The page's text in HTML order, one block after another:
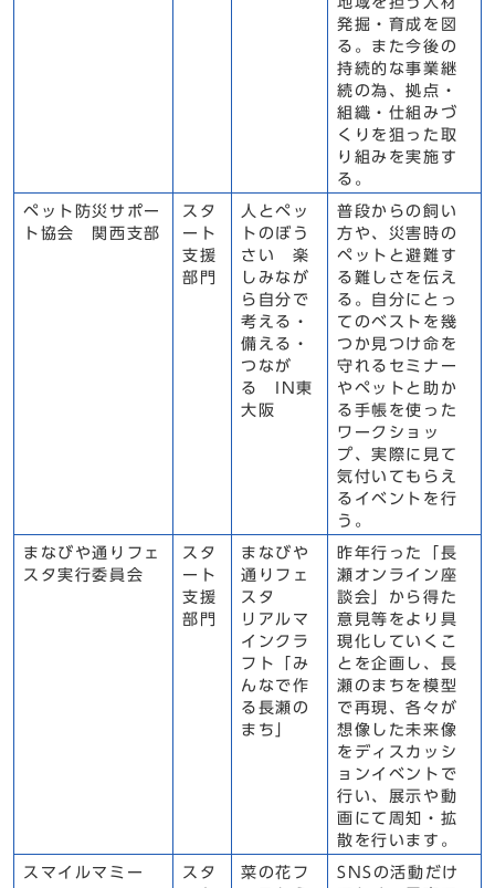
発掘・育成を図
る。また今後の
持続的な事業継
続の為、拠点・
組織・仕組みづ
くりを狙った取
り組みを実施す
る。
ペット防災サポー
ト協会 関西支部
スタ
ート
支援
部門
人とペッ
トのぼう
さい 楽
しみなが
ら自分で
考える・
備える・
つなが
る IN東
大阪
普段からの飼い
方や、災害時の
ペットと避難す
る難しさを伝え
る。自分にとっ
てのベストを幾
つか見つけ命を
守れるセミナー
やペットと助か
る手帳を使った
ワークショッ
プ、実際に見て
気付いてもらえ
るイベントを行
う。
まなびや通りフェ
スタ実行委員会
スタ
ート
支援
部門
まなびや
通りフェ
スタ
リアルマ
インクラ
フト「み
んなで作
る長瀬の
まち」
昨年行った「長
瀬オンライン座
談会」から得た
意見等をより具
現化していくこ
とを企画し、長
瀬のまちを模型
で再現、各々が
想像した未来像
をディスカッシ
ョンイベントで
行い、展示や動
画にて周知・拡
散を行います。
スマイルマミー
スタ
菜の花フ
SNSの活動だけ